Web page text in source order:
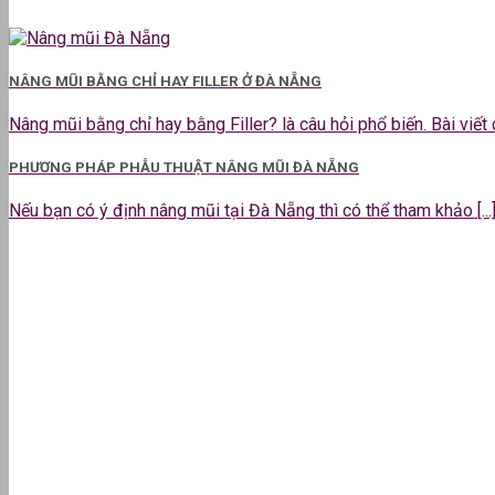
NÂNG MŨI BẰNG CHỈ HAY FILLER Ở ĐÀ NẴNG
Nâng mũi bằng chỉ hay bằng Filler? là câu hỏi phổ biến. Bài viết
PHƯƠNG PHÁP PHẪU THUẬT NÂNG MŨI ĐÀ NẴNG
Nếu bạn có ý định nâng mũi tại Đà Nẵng thì có thể tham khảo [...]